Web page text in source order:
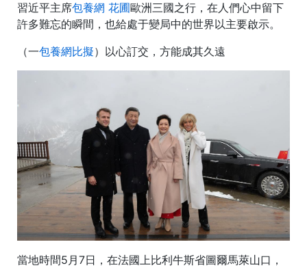
習近平主席包養網 花圃歐洲三國之行，在人們心中留下
許多難忘的瞬間，也給處于變局中的世界以主要啟示。
（一包養網比擬）以心訂交，方能成其久遠
當地時間5月7日，在法國上比利牛斯省圖爾馬萊山口，